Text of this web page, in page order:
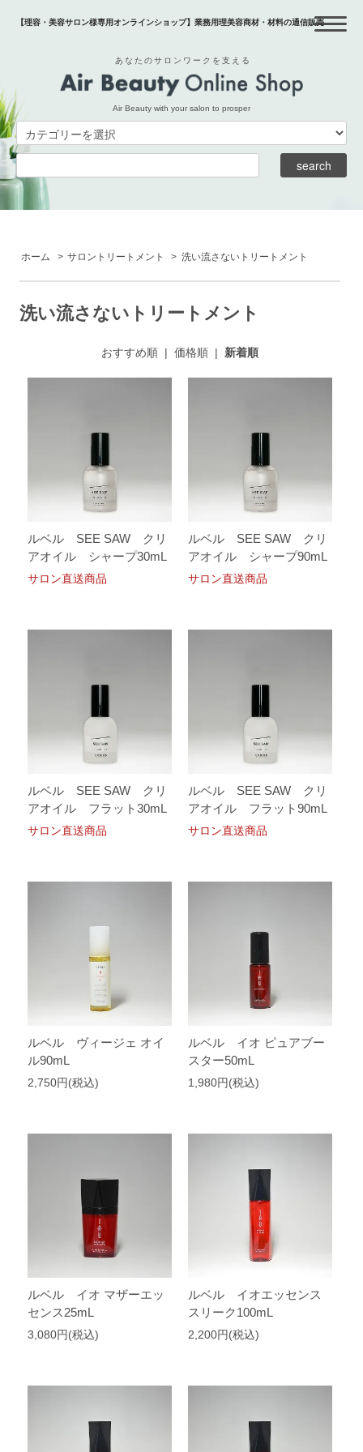
【理容・美容サロン様専用オンラインショップ】業務用理美容商材・材料の通信販売
あなたのサロンワークを支える
Air Beauty with your salon to prosper
ホーム > サロントリートメント > 洗い流さないトリートメント
洗い流さないトリートメント
おすすめ順| 価格順| 新着順
ルベル SEE SAW クリ
アオイル シャープ30mL
サロン直送商品
ルベル SEE SAW クリ
アオイル シャープ90mL
サロン直送商品
ルベル SEE SAW クリ
アオイル フラット30mL
サロン直送商品
ルベル SEE SAW クリ
アオイル フラット90mL
サロン直送商品
ルベル ヴィージェ オイ
ル90mL
2,750円(税込)
ルベル イオ ピュアブー
スター50mL
1,980円(税込)
ルベル イオ マザーエッ
センス25mL
3,080円(税込)
ルベル イオエッセンス
スリーク100mL
2,200円(税込)